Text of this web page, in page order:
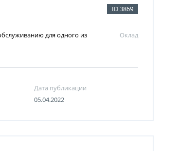
ID 3869
для одного из
Оклад
Дата публикации
05.04.2022